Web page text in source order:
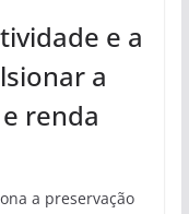
e a
a
renda
a preservação